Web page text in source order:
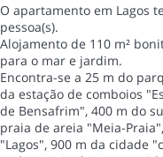
O apartamento em Lagos
pessoa(s).
Alojamento de 110 m²
para o mar e jardim.
Encontra-se a 25 m do
da estação de comboios
de Bensafrim", 400 m do
praia de areia "Meia-
"Lagos", 900 m da cidade